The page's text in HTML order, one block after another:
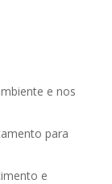
e nos
para
e